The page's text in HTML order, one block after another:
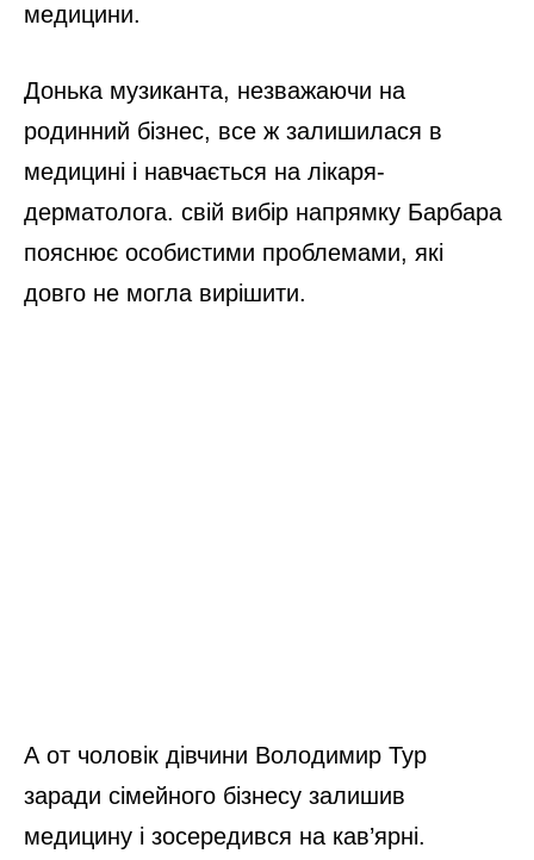
медицини.
Донька музиканта, незважаючи на
родинний бізнес, все ж залишилася в
медицині і навчається на лікаря-
дерматолога. свій вибір напрямку Барбара
пояснює особистими проблемами, які
довго не могла вирішити.
А от чоловік дівчини Володимир Тур
заради сімейного бізнесу залишив
медицину і зосередився на кав’ярні.